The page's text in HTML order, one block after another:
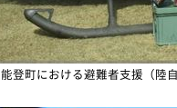
能登町における避難者支援（